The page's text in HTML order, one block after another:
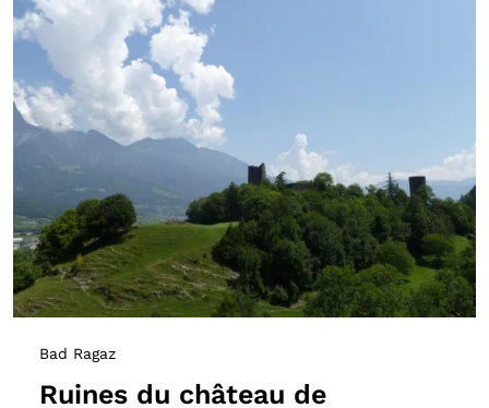
Bad Ragaz
Ruines du château de